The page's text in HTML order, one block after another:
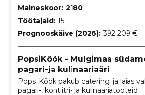
Maineskoor: 2180
Töötajaid: 15
Prognooskäive (2026): 392 209 €
PopsiKöök - Mulgimaa
pagari-ja kulinaariaäri
Popsi Köök pakub cateringi ja laias
pagari-, kontiitri- ja kulinaariatooteid